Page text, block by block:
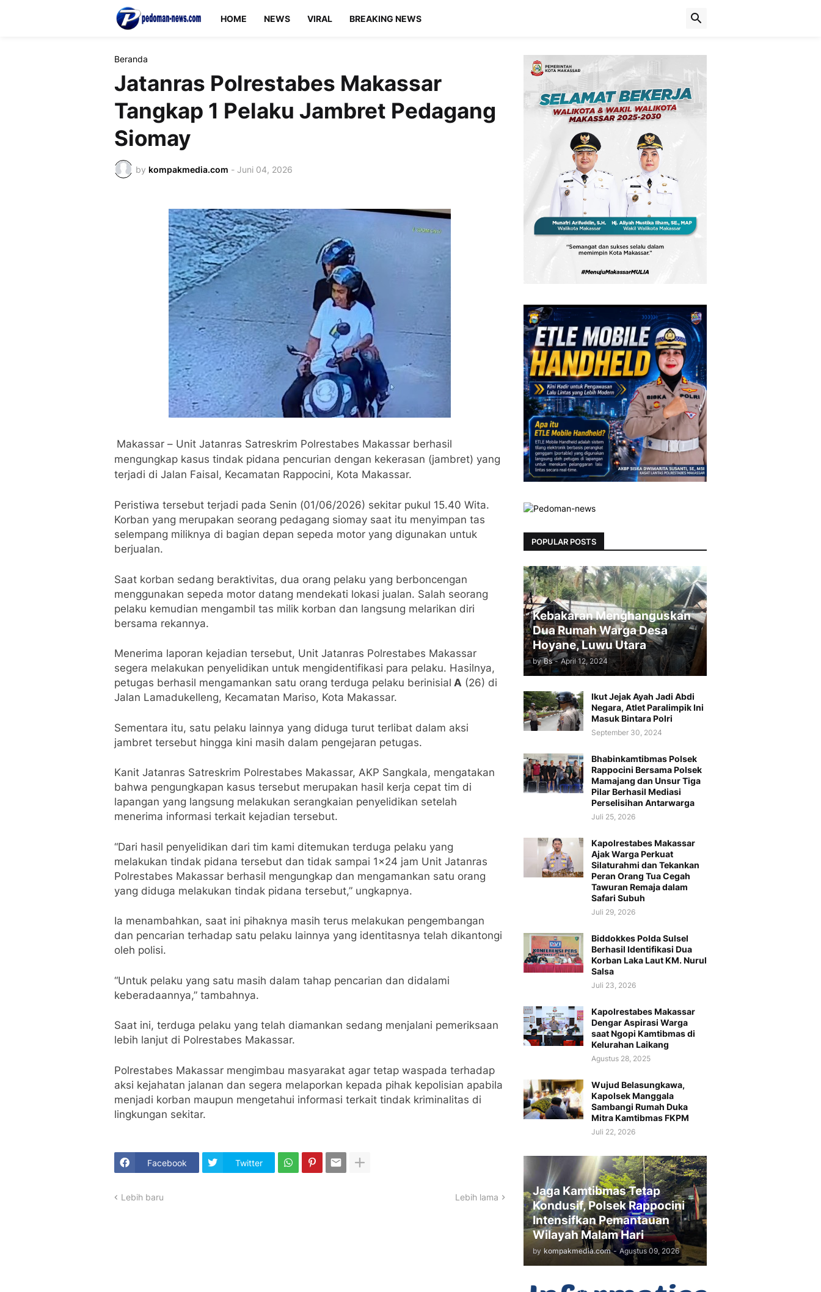
HOME NEWS VIRAL BREAKING NEWS
Beranda
Jatanras Polrestabes Makassar
Tangkap 1 Pelaku Jambret Pedagang
Siomay
by kompakmedia.com - Juni 04, 2026
Makassar – Unit Jatanras Satreskrim Polrestabes Makassar berhasil
mengungkap kasus tindak pidana pencurian dengan kekerasan (jambret) yang
terjadi di Jalan Faisal, Kecamatan Rappocini, Kota Makassar.
Peristiwa tersebut terjadi pada Senin (01/06/2026) sekitar pukul 15.40 Wita.
Korban yang merupakan seorang pedagang siomay saat itu menyimpan tas
selempang miliknya di bagian depan sepeda motor yang digunakan untuk
berjualan.
Saat korban sedang beraktivitas, dua orang pelaku yang berboncengan
menggunakan sepeda motor datang mendekati lokasi jualan. Salah seorang
pelaku kemudian mengambil tas milik korban dan langsung melarikan diri
bersama rekannya.
Menerima laporan kejadian tersebut, Unit Jatanras Polrestabes Makassar
segera melakukan penyelidikan untuk mengidentifikasi para pelaku. Hasilnya,
petugas berhasil mengamankan satu orang terduga pelaku berinisial A (26) di
Jalan Lamadukelleng, Kecamatan Mariso, Kota Makassar.
Sementara itu, satu pelaku lainnya yang diduga turut terlibat dalam aksi
jambret tersebut hingga kini masih dalam pengejaran petugas.
Kanit Jatanras Satreskrim Polrestabes Makassar, AKP Sangkala, mengatakan
bahwa pengungkapan kasus tersebut merupakan hasil kerja cepat tim di
lapangan yang langsung melakukan serangkaian penyelidikan setelah
menerima informasi terkait kejadian tersebut.
“Dari hasil penyelidikan dari tim kami ditemukan terduga pelaku yang
melakukan tindak pidana tersebut dan tidak sampai 1×24 jam Unit Jatanras
Polrestabes Makassar berhasil mengungkap dan mengamankan satu orang
yang diduga melakukan tindak pidana tersebut,” ungkapnya.
Ia menambahkan, saat ini pihaknya masih terus melakukan pengembangan
dan pencarian terhadap satu pelaku lainnya yang identitasnya telah dikantongi
oleh polisi.
“Untuk pelaku yang satu masih dalam tahap pencarian dan didalami
keberadaannya,” tambahnya.
Saat ini, terduga pelaku yang telah diamankan sedang menjalani pemeriksaan
lebih lanjut di Polrestabes Makassar.
Polrestabes Makassar mengimbau masyarakat agar tetap waspada terhadap
aksi kejahatan jalanan dan segera melaporkan kepada pihak kepolisian apabila
menjadi korban maupun mengetahui informasi terkait tindak kriminalitas di
lingkungan sekitar.
Facebook Twitter
Lebih baru Lebih lama
POPULAR POSTS
Kebakaran Menghanguskan
Dua Rumah Warga Desa
Hoyane, Luwu Utara
by Bs - April 12, 2024
Ikut Jejak Ayah Jadi Abdi
Negara, Atlet Paralimpik Ini
Masuk Bintara Polri
September 30, 2024
Bhabinkamtibmas Polsek
Rappocini Bersama Polsek
Mamajang dan Unsur Tiga
Pilar Berhasil Mediasi
Perselisihan Antarwarga
Juli 25, 2026
Kapolrestabes Makassar
Ajak Warga Perkuat
Silaturahmi dan Tekankan
Peran Orang Tua Cegah
Tawuran Remaja dalam
Safari Subuh
Juli 29, 2026
Biddokkes Polda Sulsel
Berhasil Identifikasi Dua
Korban Laka Laut KM. Nurul
Salsa
Juli 23, 2026
Kapolrestabes Makassar
Dengar Aspirasi Warga
saat Ngopi Kamtibmas di
Kelurahan Laikang
Agustus 28, 2025
Wujud Belasungkawa,
Kapolsek Manggala
Sambangi Rumah Duka
Mitra Kamtibmas FKPM
Juli 22, 2026
Jaga Kamtibmas Tetap
Kondusif, Polsek Rappocini
Intensifkan Pemantauan
Wilayah Malam Hari
by kompakmedia.com - Agustus 09, 2026